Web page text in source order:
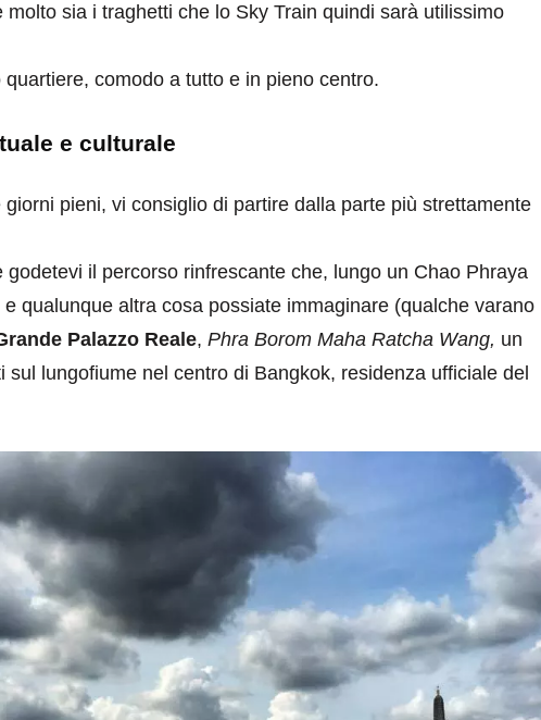
sia i traghetti che lo Sky Train quindi sarà utilissimo
comodo a tutto e in pieno centro.
e culturale
pieni, vi consiglio di partire dalla parte più strettamente
il percorso rinfrescante che, lungo un Chao Phraya
qualunque altra cosa possiate immaginare (qualche varano
Palazzo Reale, Phra Borom Maha Ratcha Wang, un
lungofiume nel centro di Bangkok, residenza ufficiale del
e la Grecia di
il Viaggio
2013
eventi
Marzo 31, 2026